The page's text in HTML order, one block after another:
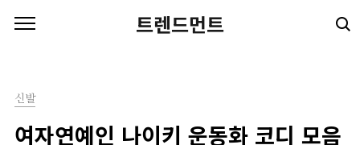
트렌드먼트
신발
여자연예인 나이키 운동화 코디 모음